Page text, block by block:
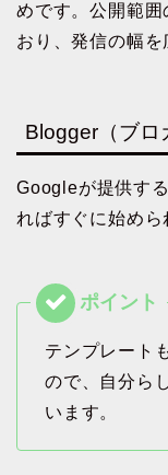
めです。公開範
おり、発信の幅を
Blogger（ブロ
Googleが提供す
ればすぐに始めら
テンプレート
ので、自分ら
います。